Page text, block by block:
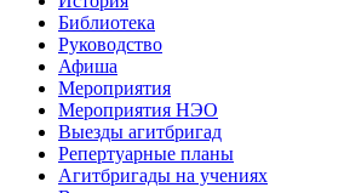
Библиотека
Руководство
Афиша
Мероприятия
Мероприятия НЭО
Выезды агитбригад
Репертуарные планы
Агитбригады на учениях